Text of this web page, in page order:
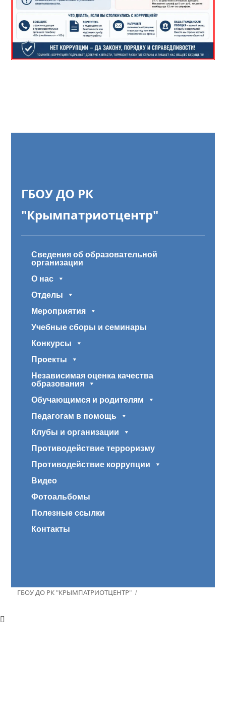
ГБОУ ДО РК
"Крымпатриотцентр"
Сведения об образовательной
организации
О нас
Отделы
Мероприятия
Учебные сборы и семинары
Конкурсы
Проекты
Независимая оценка качества
образования
Обучающимся и родителям
Педагогам в помощь
Клубы и организации
Противодействие терроризму
Противодействие коррупции
Видео
Фотоальбомы
Полезные ссылки
Контакты
ГБОУ ДО РК "КРЫМПАТРИОТЦЕНТР"